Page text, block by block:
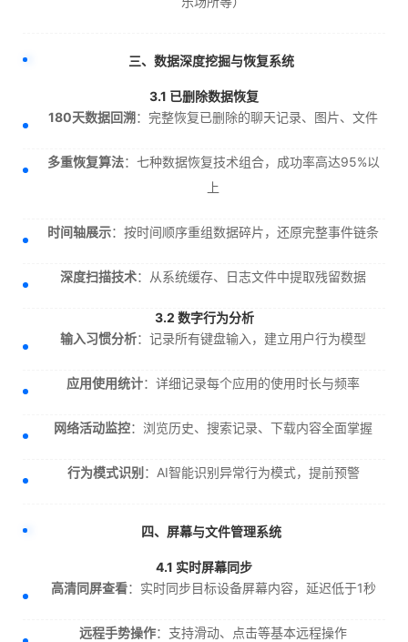
三、数据深度挖掘与恢复系统
3.1 已删除数据恢复
180天数据回溯：完整恢复已删除的聊天记录、图片、文件
多重恢复算法：七种数据恢复技术组合，成功率高达95%以
上
时间轴展示：按时间顺序重组数据碎片，还原完整事件链条
深度扫描技术：从系统缓存、日志文件中提取残留数据
3.2 数字行为分析
输入习惯分析：记录所有键盘输入，建立用户行为模型
应用使用统计：详细记录每个应用的使用时长与频率
网络活动监控：浏览历史、搜索记录、下载内容全面掌握
行为模式识别 ：AI智能识别异常行为模式，提前预警
四、屏幕与文件管理系统
4.1 实时屏幕同步
高清同屏查看：实时同步目标设备屏幕内容，延迟低于1秒
远程手势操作：支持滑动、点击等基本远程操作